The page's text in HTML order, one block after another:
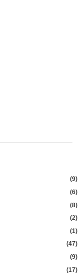
9
6
8
2
1
47
9
17